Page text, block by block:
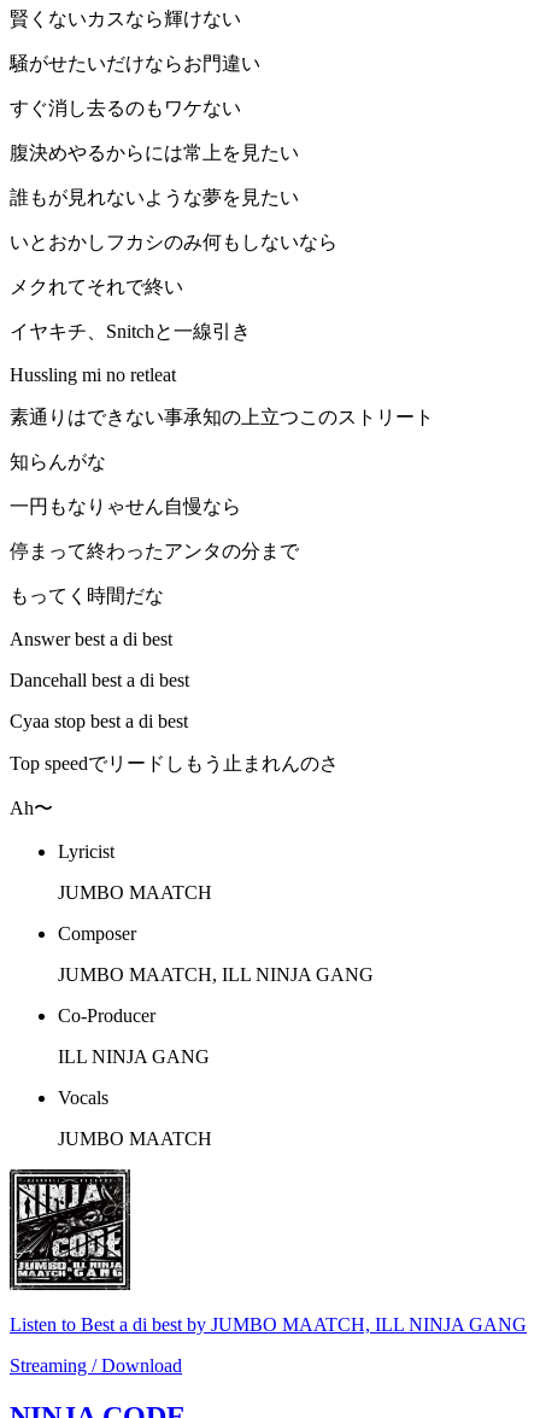
賢くないカスなら輝けない
騒がせたいだけならお門違い
すぐ消し去るのもワケない
腹決めやるからには常上を見たい
誰もが見れないような夢を見たい
いとおかしフカシのみ何もしないなら
メクれてそれで終い
イヤキチ、Snitchと一線引き
Hussling mi no retleat
素通りはできない事承知の上立つこのストリート
知らんがな
一円もなりゃせん自慢なら
停まって終わったアンタの分まで
もってく時間だな
Answer best a di best
Dancehall best a di best
Cyaa stop best a di best
Top speedでリードしもう止まれんのさ
Ah〜
Lyricist
JUMBO MAATCH
Composer
JUMBO MAATCH, ILL NINJA GANG
Co-Producer
ILL NINJA GANG
Vocals
JUMBO MAATCH
Listen to Best a di best by JUMBO MAATCH, ILL NINJA GANG
Streaming / Download